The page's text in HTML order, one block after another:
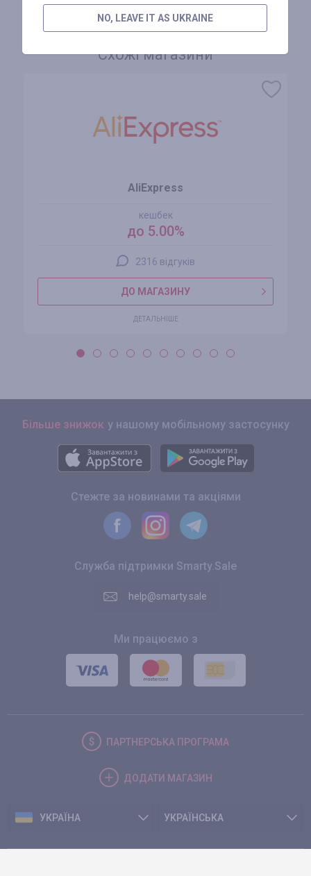
Схожі магазини
AliExpress
кешбек
до 5.00%
2316 відгуків
ДО МАГАЗИНУ
ДЕТАЛЬНІШЕ
Більше знижок у нашому мобільному застосунку
Стежте за новинами та акціями
Служба підтримки Smarty.Sale
help@smarty.sale
Ми працюємо з
ПАРТНЕРСЬКА ПРОГРАМА
ДОДАТИ МАГАЗИН
УКРАЇНА УКРАЇНСЬКА
NO, LEAVE IT AS UKRAINE